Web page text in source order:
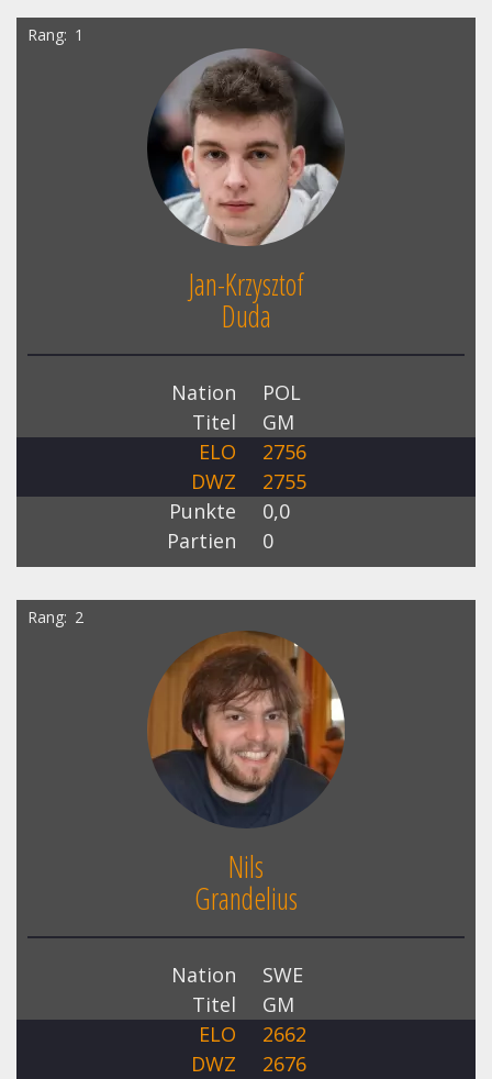
Rang 1
Jan-Krzysztof
Duda
Nation
POL
Titel
GM
ELO
2756
DWZ
2755
Punkte
0,0
Partien
0
Rang 2
Nils
Grandelius
Nation
SWE
Titel
GM
ELO
2662
DWZ
2676